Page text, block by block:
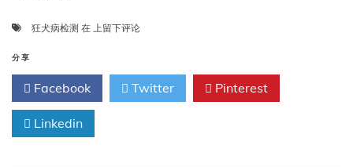
狂犬病检测 在 我
谈
狂
病
上留下评论
分享
Facebook Twitter Pinterest
Linkedin